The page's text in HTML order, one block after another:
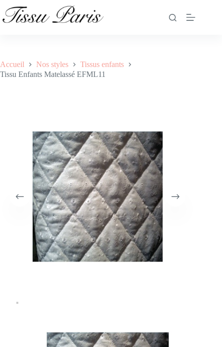
16.90 43 en stock
Accueil Nos styles
Tissus enfants
Tissu Enfants Matelassé EFML11